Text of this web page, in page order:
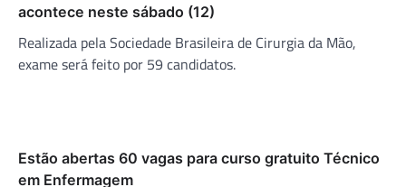
acontece neste sábado (12)
Realizada pela Sociedade Brasileira de Cirurgia da Mão,
exame será feito por 59 candidatos.
Estão abertas 60 vagas para curso gratuito Técnico
em Enfermagem